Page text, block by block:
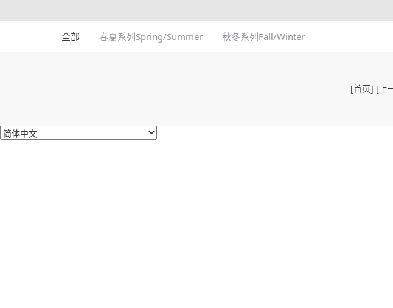
全部 春夏系列Spring/Summer 秋冬系列Fall/Winter
[首页] [上